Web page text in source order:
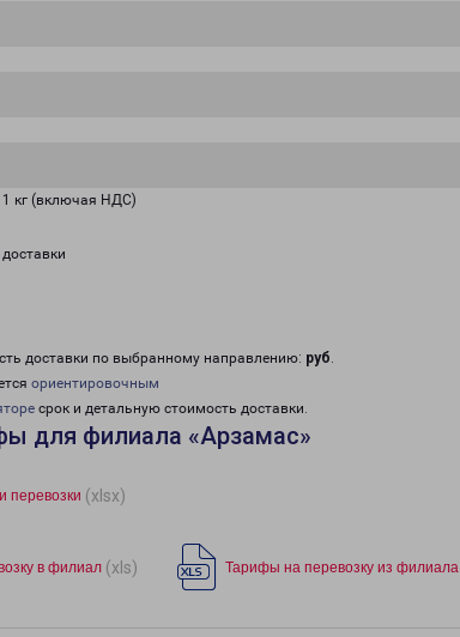
1 кг (включая НДС)
доставки по выбранному направлению: руб.
ориентировочным
срок и детальную стоимость доставки.
для филиала «Арзамас»
перевозки (xlsx)
в филиал (xls) Тарифы на перевозку из филиала